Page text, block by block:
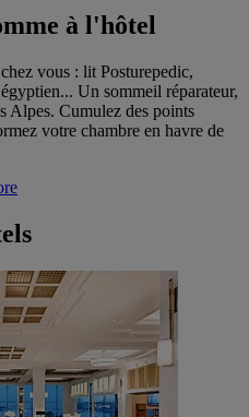
à l'hôtel
vous : lit Posturepedic,
Un sommeil réparateur,
Alpes. Cumulez des points
votre chambre en havre de